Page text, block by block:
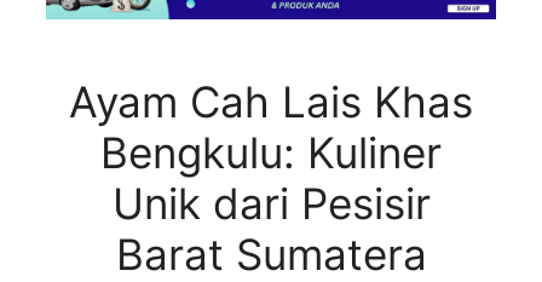
Ayam Cah Lais Khas
Bengkulu: Kuliner
Unik dari Pesisir
Barat Sumatera